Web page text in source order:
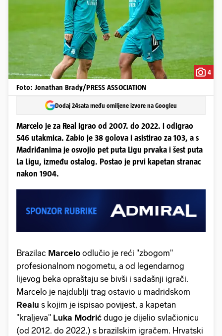
4
Foto: Jonathan Brady/PRESS ASSOCIATION
Dodaj 24sata među omiljene izvore na Googleu
Marcelo je za Real igrao od 2007. do 2022. i odigrao
546 utakmica. Zabio je 38 golova i asistirao za 103, a s
Madriđanima je osvojio pet puta Ligu prvaka i šest puta
La Ligu, između ostalog. Postao je prvi kapetan stranac
nakon 1904.
Brazilac Marcelo odlučio je reći "zbogom"
profesionalnom nogometu, a od legendarnog
lijevog beka opraštaju se bivši i sadašnji igrači.
Marcelo je najdublji trag ostavio u madridskom
Realu s kojim je ispisao povijest, a kapetan
"kraljeva" Luka Modrić dugo je dijelio svlačionicu
(od 2012. do 2022.) s brazilskim igračem. Hrvatski